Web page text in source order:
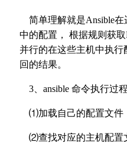
简单理解就是Ansible在
中的配置， 根据规则获取
并行的在这些主机中执行
回的结果。
3、ansible 命令执行过程
⑴加载自己的配置文件
⑵查找对应的主机配置